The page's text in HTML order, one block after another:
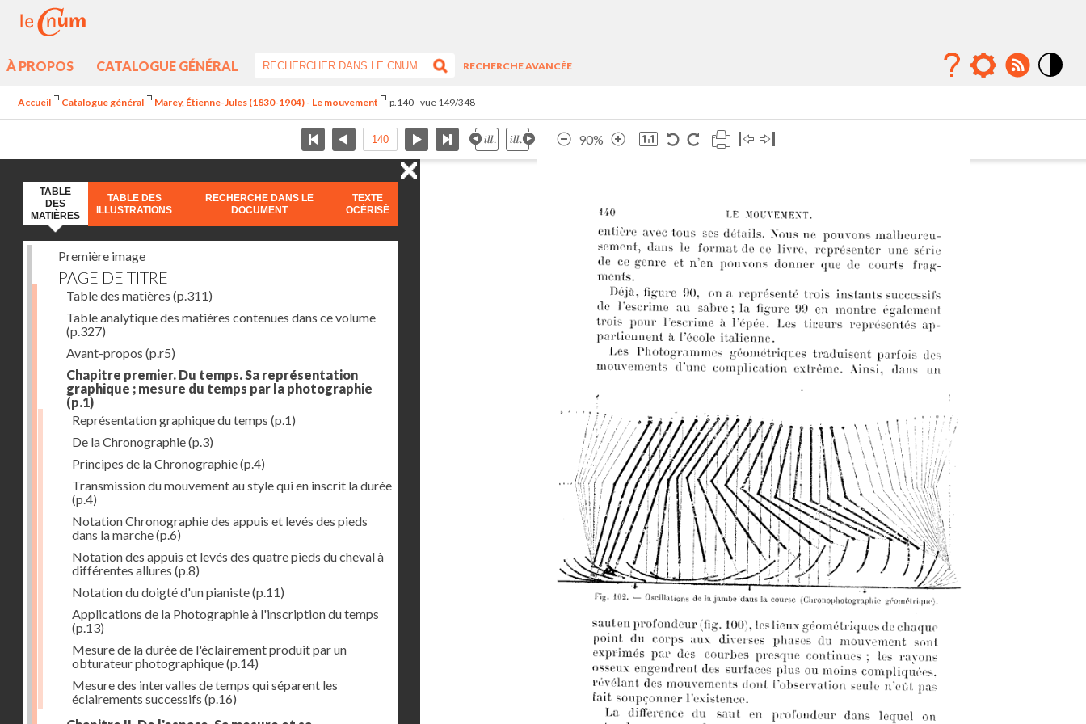
À PROPOS CATALOGUE GÉNÉRAL
RECHERCHE AVANCÉE
Accueil Catalogue général Marey, Étienne-Jules (1830-1904) - Le mouvement p.140 - vue 149/348
90%
TABLE
DES
MATIÈRES
TABLE DES
ILLUSTRATIONS
RECHERCHE DANS LE
DOCUMENT
TEXTE
OCÉRISÉ
Première image
PAGE DE TITRE
Table des matières (p.311)
Table analytique des matières contenues dans ce volume
(p.327)
Avant-propos (p.r5)
Chapitre premier. Du temps. Sa représentation
graphique ; mesure du temps par la photographie
(p.1)
Représentation graphique du temps (p.1)
De la Chronographie(p.3)
Principes de la Chronographie(p.4)
Transmission du mouvement au style qui en inscrit la durée
(p.4)
Notation Chronographie des appuis et levés des pieds
dans la marche(p.6)
Notation des appuis et levés des quatre pieds du cheval à
différentes allures (p.8)
Notation du doigté d'un pianiste(p.11)
Applications de la Photographie à l'inscription du temps
(p.13)
Mesure de la durée de l'éclairement produit par un
obturateur photographique(p.14)
Mesure des intervalles de temps qui séparent les
éclairements successifs (p.16)